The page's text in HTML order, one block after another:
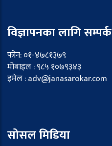
विज्ञापनका लागि सम्पर्क
फोन: ०१-४७८१३७९
मोबाइल : ९८५ १०७९३४३
इमेल : adv@janasarokar.com
सोसल मिडिया